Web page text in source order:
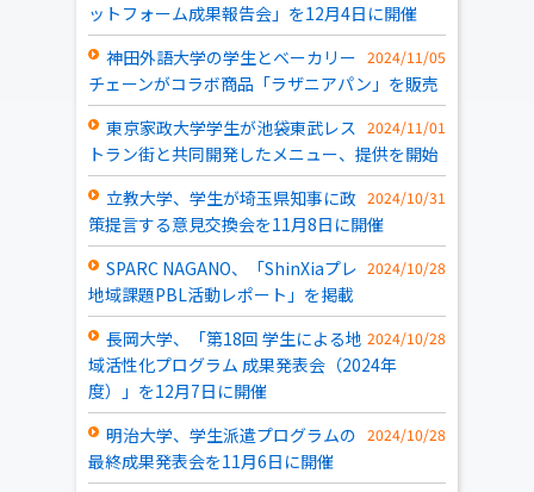
ットフォーム成果報告会」を12月4日に開催
2024/11/05
神田外語大学の学生とベーカリー
チェーンがコラボ商品「ラザニアパン」を販売
2024/11/01
東京家政大学学生が池袋東武レス
トラン街と共同開発したメニュー、提供を開始
2024/10/31
立教大学、学生が埼玉県知事に政
策提言する意見交換会を11月8日に開催
2024/10/28
SPARC NAGANO、「ShinXiaプレ
地域課題PBL活動レポート」を掲載
2024/10/28
長岡大学、「第18回 学生による地
域活性化プログラム 成果発表会（2024年
度）」を12月7日に開催
2024/10/28
明治大学、学生派遣プログラムの
最終成果発表会を11月6日に開催